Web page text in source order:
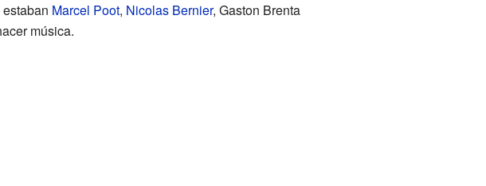
Marcel Poot, Nicolas Bernier, Gaston Brenta
música.